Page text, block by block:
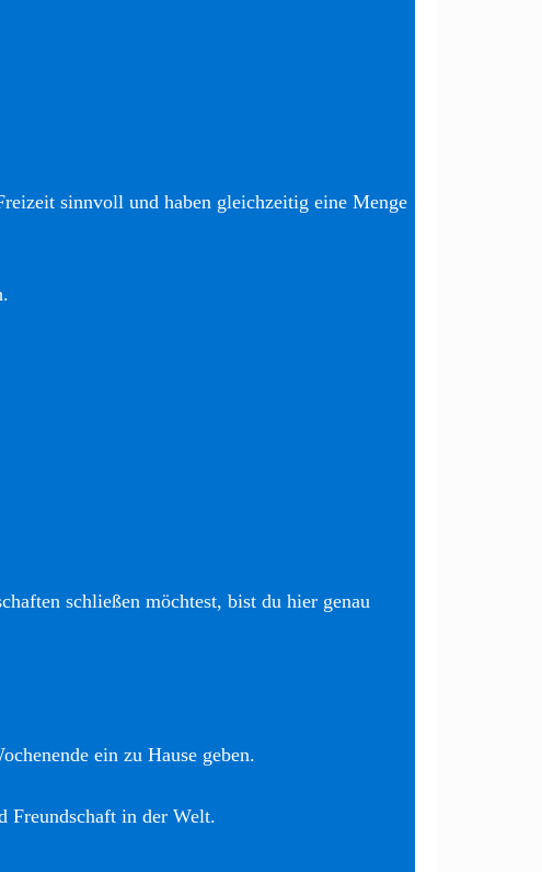
sinnvoll und haben gleichzeitig eine Menge
schließen möchtest, bist du hier genau
ein zu Hause geben.
Freundschaft in der Welt.